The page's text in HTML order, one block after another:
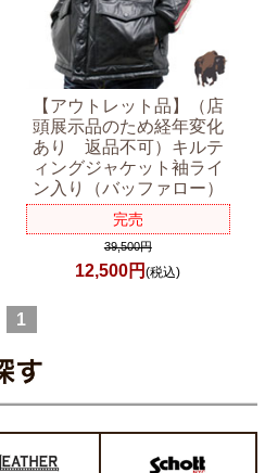
【アウトレット品】（店
頭展示品のため経年変化
あり 返品不可）キルテ
ィングジャケット袖ライ
ン入り（バッファロー）
完売
39,500円
12,500円(税込)
1